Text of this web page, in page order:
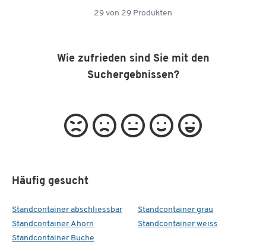
29 von 29 Produkten
Wie zufrieden sind Sie mit den
Suchergebnissen?
Häufig gesucht
Standcontainer abschliessbar
Standcontainer Ahorn
Standcontainer Buche
Standcontainer grau
Standcontainer weiss